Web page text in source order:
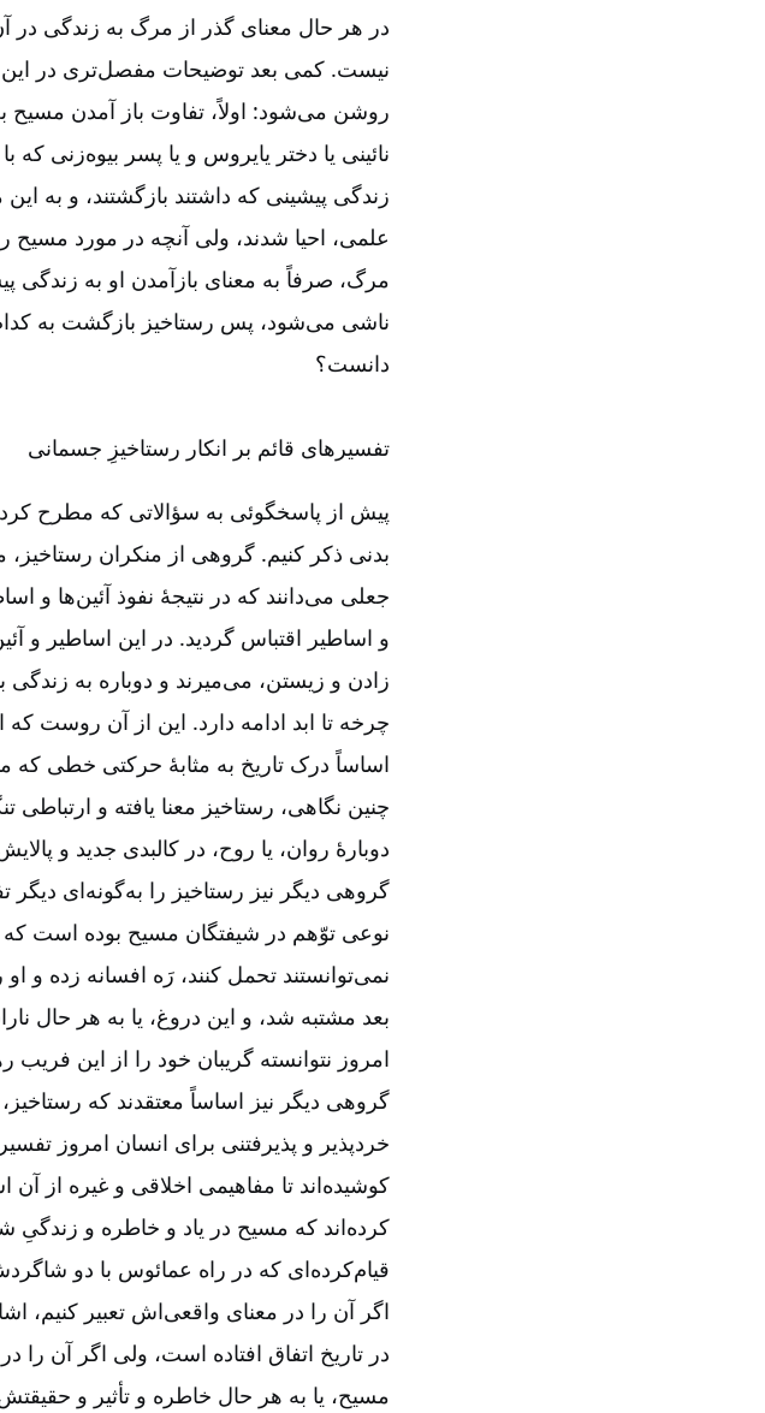
در هر حال معنای گذر از مرگ به زندگی در
نیست. کمی بعد توضیحات مفصل‌‌تری در این
روشن می‌‌شود: اولاً، تفاوت باز آمدن مسیح
نائینی یا دختر یایروس و یا پسر بیوه‌‌زنی که
زندگی پیشینی که داشتند بازگشتند، و به
علمی، احیا شدند، ولی آنچه در مورد مسیح
مرگ، صرفاً به معنای بازآمدن او به زندگی
ناشی می‌‌شود، پس رستاخیز بازگشت به
دانست؟
تفسیرهای قائم بر انکار رستاخیزِ جسمانی
پیش از پاسخگوئی به سؤالاتی که مطرح
بدنی ذکر کنیم. گروهی از منکران
جعلی می‌‌دانند که در نتیجۀ نفوذ آئین‌‌ها و
و اساطیر اقتباس گردید. در این اساطیر و
زادن و زیستن، می‌‌میرند و دوباره به زندگی
چرخه تا ابد ادامه دارد. این از آن روست
اساساً درک تاریخ به مثابۀ حرکتی خطی که
چنین نگاهی، رستاخیز معنا یافته و ارتباطی
دوبارۀ روان، یا روح، در کالبدی جدید و
گروهی دیگر نیز رستاخیز را به‌‌گونه‌‌ای
نوعی توّهم در شیفتگان مسیح بوده است
نمی‌‌توانستند تحمل کنند، رَه افسانه زده و
بعد مشتبه شد، و این دروغ، یا به هر حال
امروز نتوانسته گریبان خود را از این فریب
گروهی دیگر نیز اساساً معتقدند که
خردپذیر و پذیرفتنی برای انسان امروز
کوشیده‌‌اند تا مفاهیمی اخلاقی و غیره از آن
کرده‌‌اند که مسیح در یاد و خاطره و زندگیِ
قیام‌‌کرده‌‌ای که در راه عمائوس با دو
اگر آن را در معنای واقعی‌‌اش تعبیر کنیم،
در تاریخ اتفاق افتاده است، ولی اگر آن را
مسیح، یا به هر حال خاطره و تأثیر و